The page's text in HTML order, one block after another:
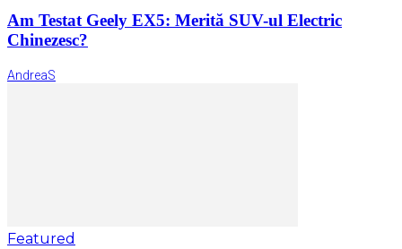
Am Testat Geely EX5: Merită SUV-ul Electric
Chinezesc?
AndreaS
Featured